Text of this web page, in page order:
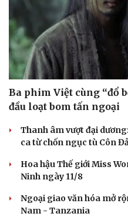
Ba phim Việt cùng “đổ
đầu loạt bom tấn ngoại
Thanh âm vượt đại
ca từ chốn ngục tù Côn
Hoa hậu Thế giới Miss
Ninh ngày 11/8
Ngoại giao văn hóa mở
Nam - Tanzania